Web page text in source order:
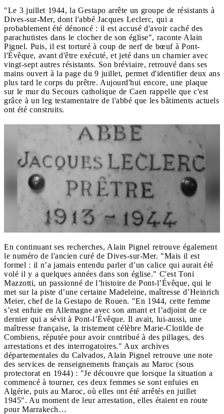
"Le 3 juillet 1944, la Gestapo arrête un groupe de résistants à
Dives-sur-Mer, dont l'abbé Jacques Leclerc, qui a
probablement été dénoncé : il est accusé d'avoir caché des
parachutistes dans le clocher de son église", raconte Alain
Pignel. Puis, il est torturé à coup de nerf de bœuf à Pont-
l'Évêque, avant d'être exécuté, et jeté dans un charnier avec
vingt-sept autres résistants. Son bréviaire, retrouvé dans ses
mains ouvert à la page du 9 juillet, permet d'identifier deux ans
plus tard le corps du prêtre. Aujourd'hui encore, une plaque
sur le mur du Secours catholique de Caen rappelle que c'est
grâce à un leg testamentaire de l'abbé que les bâtiments actuels
ont été construits.
En continuant ses recherches, Alain Pignel retrouve également
le numéro de l'ancien curé de Dives-sur-Mer. "Mais il est
formel : il n’a jamais entendu parler d’un calice qui aurait été
volé il y a quelques années dans son église." C'est Toni
Mazzotti, un passionné de l’histoire de Pont-l’Évêque, qui le
met sur la piste d’une certaine Madeleine, maîtresse d’Heinrich
Meier, chef de la Gestapo de Rouen. "En 1944, cette femme
s’est enfuie en Allemagne avec son amant et l’adjoint de ce
dernier qui a sévit à Pont-l’Évêque. Il avait, lui-aussi, une
maîtresse française, la tristement célèbre Marie-Clotilde de
Combiens, réputée pour avoir contribué à des pillages, des
arrestations et des interrogatoires." Aux archives
départementales du Calvados, Alain Pignel retrouve une note
des services de renseignements français au Maroc (sous
protectorat en 1944) : "Je découvre que lorsque la situation a
commencé à tourner, ces deux femmes se sont enfuies en
Algérie, puis au Maroc, où elles ont été arrêtés en juillet
1945". Au moment de leur arrestation, elles étaient en route
pour Marrakech…